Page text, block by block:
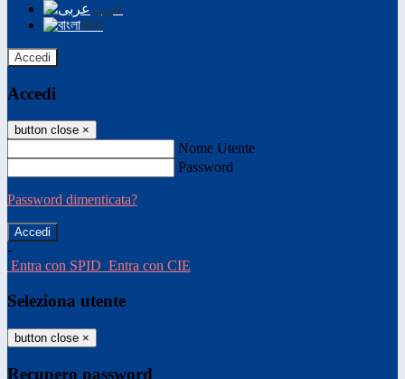
عربى
বাংলা
Accedi
Accedi
button close ×
Nome Utente
Password
Password dimenticata?
-
Entra con SPID Entra con CIE
Seleziona utente
button close ×
Recupero password